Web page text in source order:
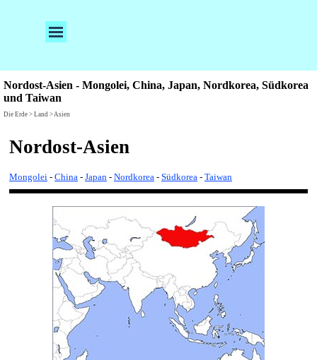
Nordost-Asien - Mongolei, China, Japan, Nordkorea, Südkorea
und Taiwan
Die Erde > Land > Asien
Nordost-Asien
Mongolei - China - Japan - Nordkorea - Südkorea - Taiwan